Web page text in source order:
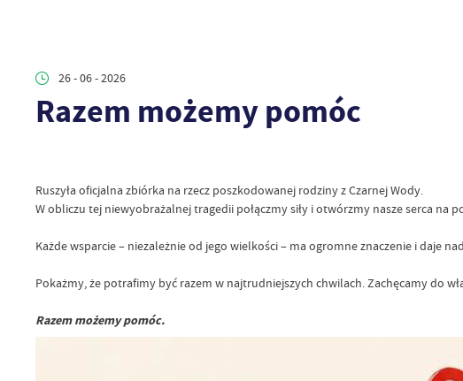
26 - 06 - 2026
Razem możemy pomóc
Ruszyła oficjalna zbiórka na rzecz poszkodowanej rodziny z Czarnej Wody.
W obliczu tej niewyobrażalnej tragedii połączmy siły i otwórzmy nasze serca na
Każde wsparcie – niezależnie od jego wielkości – ma ogromne znaczenie i daje
Pokażmy, że potrafimy być razem w najtrudniejszych chwilach. Zachęcamy do
Razem możemy pomóc.